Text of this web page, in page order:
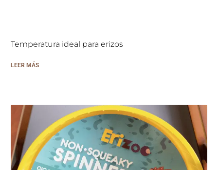
Temperatura ideal para erizos
LEER MÁS